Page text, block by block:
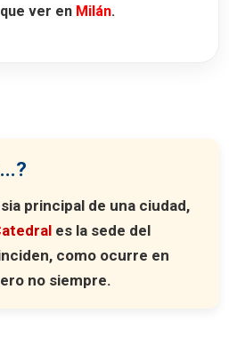
ver en Milán.
principal de una ciudad,
es la sede del
como ocurre en
no siempre.